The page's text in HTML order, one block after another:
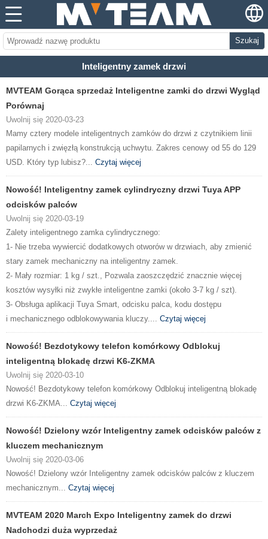
Szukaj
Inteligentny zamek drzwi
MVTEAM Gorąca sprzedaż Inteligentne zamki do drzwi Wygląd
Porównaj
Uwolnij się 2020-03-23
Mamy cztery modele inteligentnych zamków do drzwi z czytnikiem linii
papilarnych i zwięzłą konstrukcją uchwytu. Zakres cenowy od 55 do 129
USD. Który typ lubisz?... Czytaj więcej
Nowość! Inteligentny zamek cylindryczny drzwi Tuya APP
odcisków palców
Uwolnij się 2020-03-19
Zalety inteligentnego zamka cylindrycznego:
1- Nie trzeba wywiercić dodatkowych otworów w drzwiach, aby zmienić
stary zamek mechaniczny na inteligentny zamek.
2- Mały rozmiar: 1 kg / szt., Pozwala zaoszczędzić znacznie więcej
kosztów wysyłki niż zwykłe inteligentne zamki (około 3-7 kg / szt).
3- Obsługa aplikacji Tuya Smart, odcisku palca, kodu dostępu
i mechanicznego odblokowywania kluczy.... Czytaj więcej
Nowość! Bezdotykowy telefon komórkowy Odblokuj
inteligentną blokadę drzwi K6-ZKMA
Uwolnij się 2020-03-10
Nowość! Bezdotykowy telefon komórkowy Odblokuj inteligentną blokadę
drzwi K6-ZKMA... Czytaj więcej
Nowość! Dzielony wzór Inteligentny zamek odcisków palców z
kluczem mechanicznym
Uwolnij się 2020-03-06
Nowość! Dzielony wzór Inteligentny zamek odcisków palców z kluczem
mechanicznym... Czytaj więcej
MVTEAM 2020 March Expo Inteligentny zamek do drzwi
Nadchodzi duża wyprzedaż